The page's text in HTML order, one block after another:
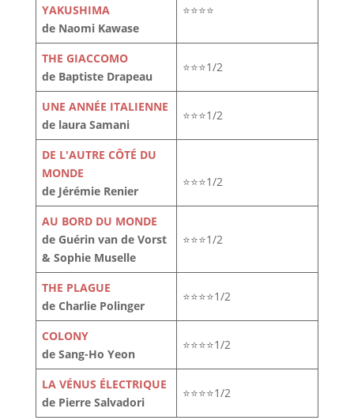
YAKUSHIMA
de Naomi Kawase
⭐⭐⭐⭐
THE GIACCOMO
de Baptiste Drapeau
⭐⭐⭐1/2
UNE ANNÉE ITALIENNE
de laura Samani
⭐⭐⭐1/2
DE L'AUTRE CÔTÉ DU
MONDE
de Jérémie Renier
⭐⭐⭐1/2
AU BORD DU MONDE
de Guérin van de Vorst
& Sophie Muselle
⭐⭐⭐1/2
THE PLAGUE
de Charlie Polinger
⭐⭐⭐⭐1/2
COLONY
de Sang-Ho Yeon
⭐⭐⭐⭐1/2
LA VÉNUS ÉLECTRIQUE
de Pierre Salvadori
⭐⭐⭐⭐1/2